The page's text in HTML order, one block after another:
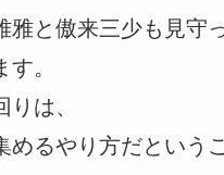
雅と傲来三少も見守
。
は、
るやり方だという